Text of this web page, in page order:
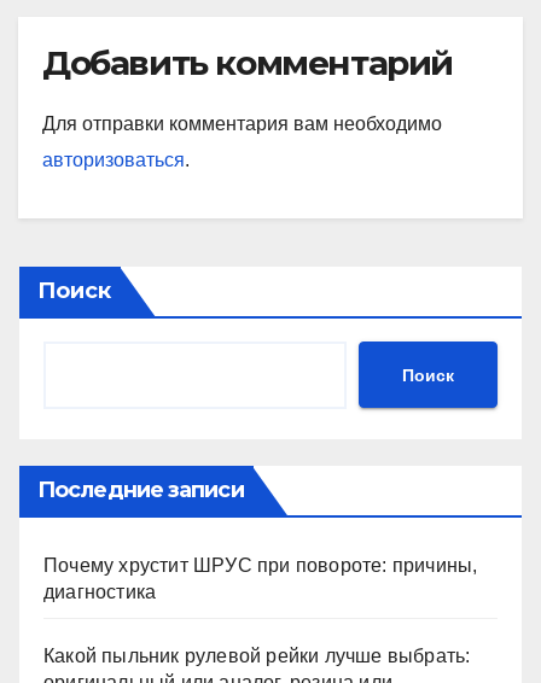
Добавить комментарий
Для отправки комментария вам необходимо
авторизоваться.
Поиск
Поиск
Последние записи
Почему хрустит ШРУС при повороте: причины,
диагностика
Какой пыльник рулевой рейки лучше выбрать: